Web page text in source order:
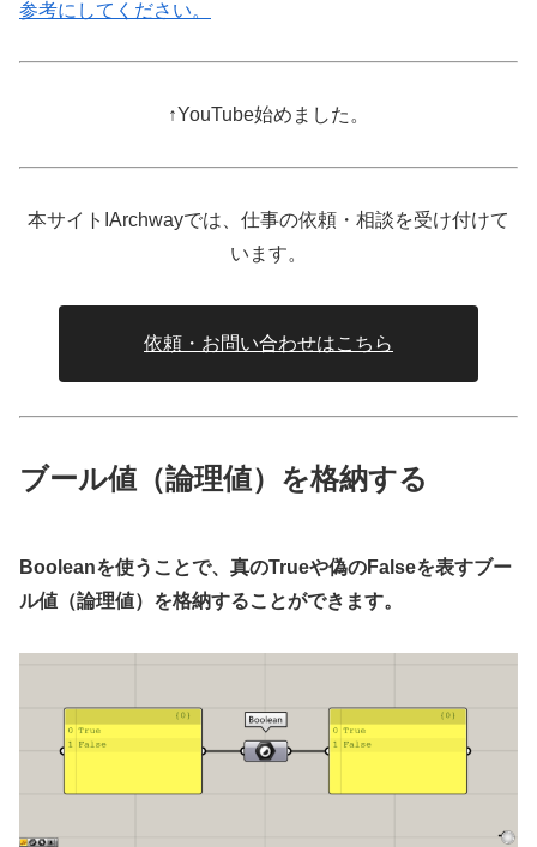
参考にしてください。
↑YouTube始めました。
本サイトIArchwayでは、仕事の依頼・相談を受け付けて
います。
依頼・お問い合わせはこちら
ブール値（論理値）を格納する
Booleanを使うことで、真のTrueや偽のFalseを表すブー
ル値（論理値）を格納することができます。